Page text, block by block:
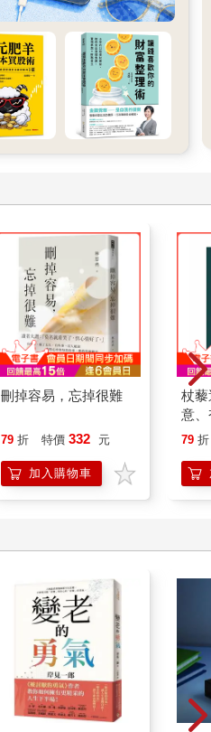
刪掉容易，忘掉很難
79 折 特價 332 元
加入購物車
杖
意
恭
79 折